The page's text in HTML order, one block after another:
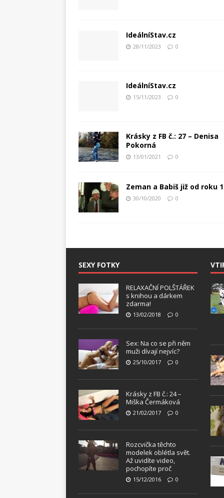
IdeálníStav.cz
28/11/2023 0
IdeálníStav.cz
15/11/2023 0
Krásky z FB č.: 27 – Denisa
Pokorná
13/01/2021 0
Zeman a Babiš již od roku
30/10/2020 0
SEXY FOTKY
RELAXAČNÍ POLŠTÁŘEK
s knihou a dárkem
zdarma!
13/02/2018 0
Sex: Na co se při něm
muži dívají nejvíc?
25/10/2017 0
Krásky z FB č.: 24 –
Miška Čermáková
21/02/2017 0
Rozcvička těchto
modelek oblétla svět.
Až uvidíte video,
pochopíte proč
15/12/2016 0